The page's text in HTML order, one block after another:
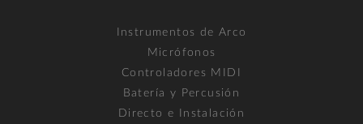
Instrumentos de Arco
Micrófonos
Controladores MIDI
Batería y Percusión
Directo e Instalación